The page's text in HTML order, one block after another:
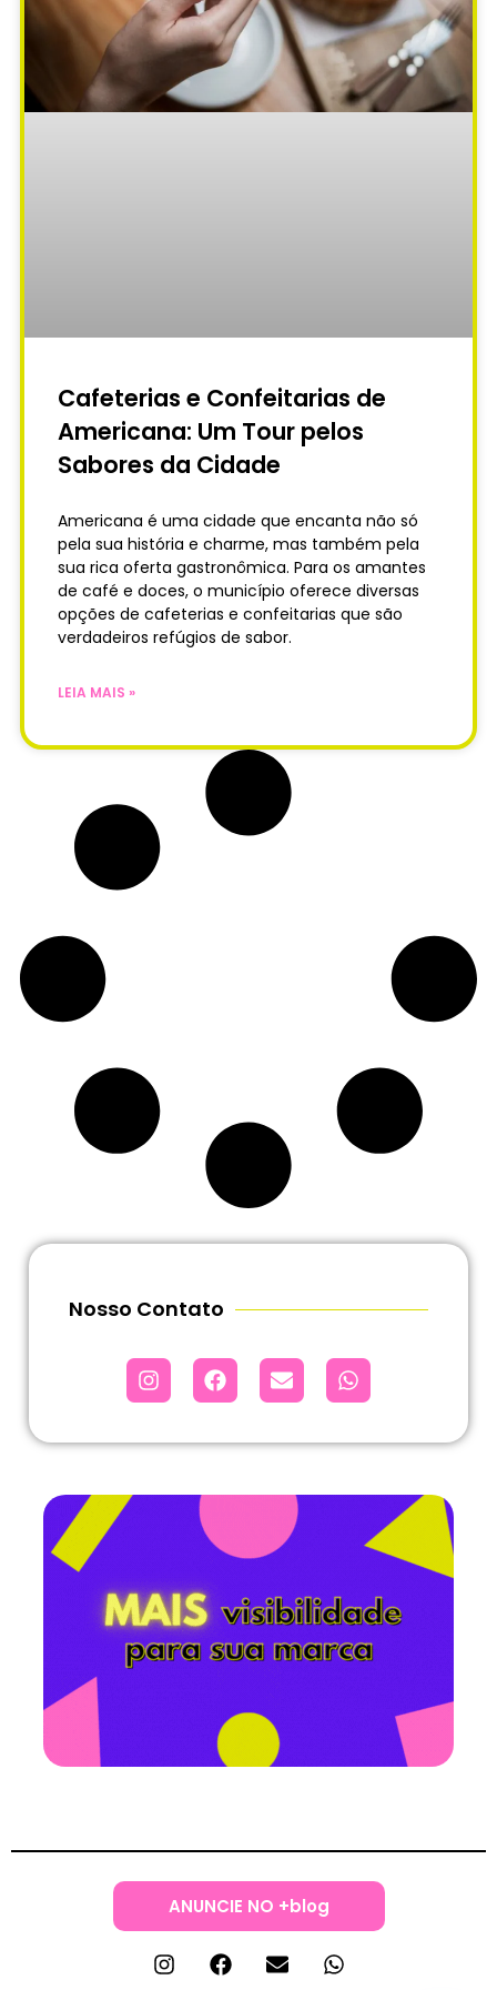
Cafeterias e Confeitarias de
Americana: Um Tour pelos
Sabores da Cidade
Americana é uma cidade que encanta não só
pela sua história e charme, mas também pela
sua rica oferta gastronômica. Para os amantes
de café e doces, o município oferece diversas
opções de cafeterias e confeitarias que são
verdadeiros refúgios de sabor.
LEIA MAIS »
Nosso Contato
ANUNCIE NO +blog